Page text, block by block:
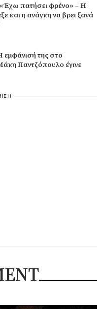
πατήσει φρένο» – Η
και η ανάγκη να βρει ξανά
της στο
Παντζόπουλο έγινε